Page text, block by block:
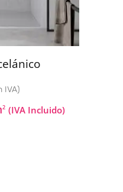
IVA)
2 (IVA Incluido)